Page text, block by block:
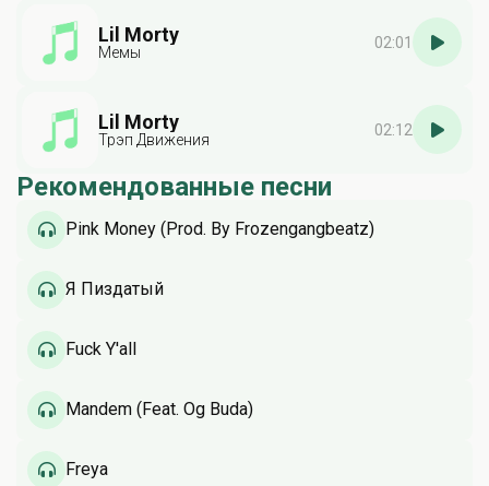
Lil Morty
Мемы
02:01
Lil Morty
Трэп Движения
02:12
Рекомендованные песни
Pink Money (Prod. By Frozengangbeatz)
Я Пиздатый
Fuck Y'all
Mandem (Feat. Og Buda)
Freya